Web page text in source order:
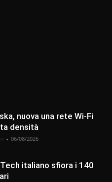
nuova una rete Wi-Fi
densità
- 06/08/2026
italiano sfiora i 140